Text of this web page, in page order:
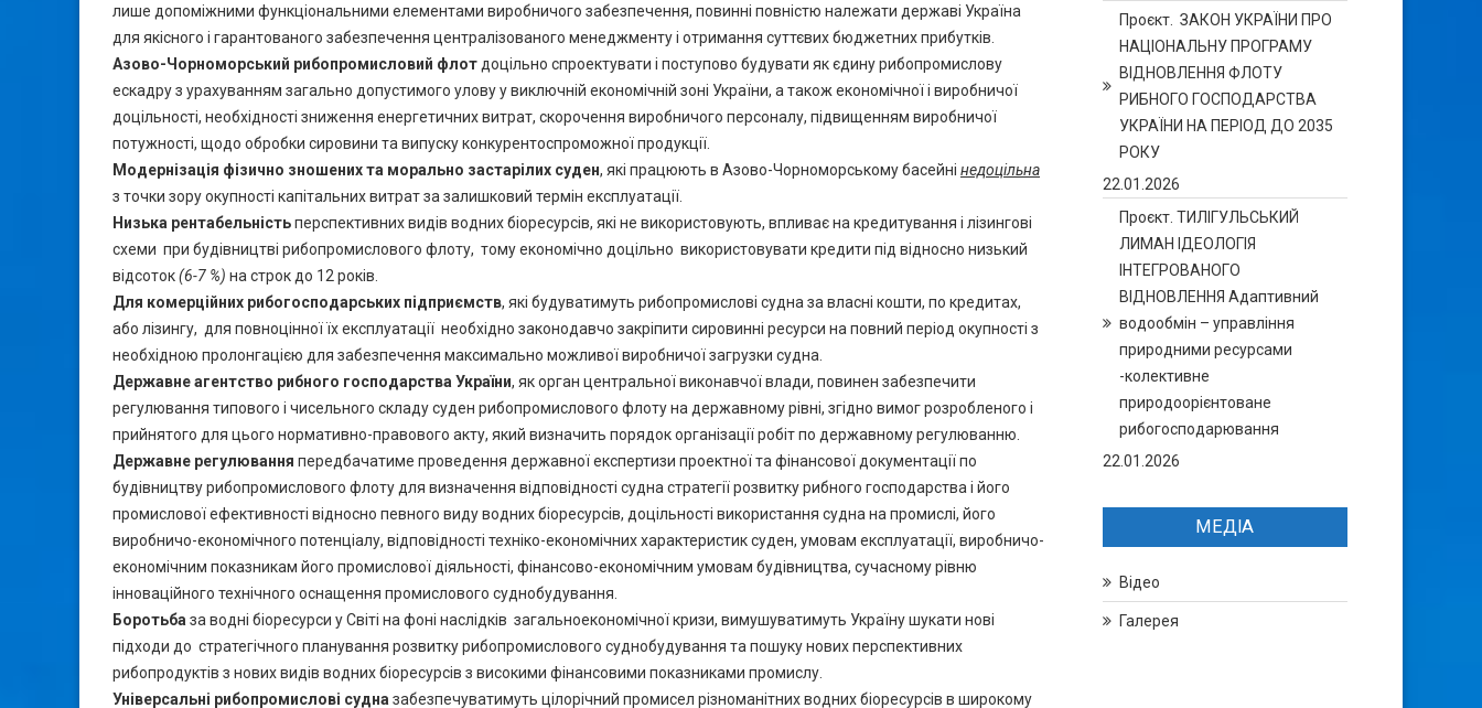
лише допоміжними функціональними елементами виробничого забезпечення, повинні повністю належати державі Україна
для якісного і гарантованого забезпечення централізованого менеджменту і отримання суттєвих бюджетних прибутків.
Азово-Чорноморський рибопромисловий флот доцільно спроектувати і поступово будувати як єдину рибопромислову
ескадру з урахуванням загально допустимого улову у виключній економічній зоні України, а також економічної і виробничої
доцільності, необхідності зниження енергетичних витрат, скорочення виробничого персоналу, підвищенням виробничої
потужності, щодо обробки сировини та випуску конкурентоспроможної продукції.
Модернізація фізично зношених та морально застарілих суден, які працюють в Азово-Чорноморському басейні недоцільна
з точки зору окупності капітальних витрат за залишковий термін експлуатації.
Низька рентабельністьперспективних видів водних біоресурсів, які не використовують, впливає на кредитування і лізингові
схеми при будівництві рибопромислового флоту, тому економічно доцільно використовувати кредити під відносно низький
відсоток(6-7 %) на строк до 12 років.
Для комерційних рибогосподарських підприємств, які будуватимуть рибопромислові судна за власні кошти, по кредитах,
або лізингу, для повноцінної їх експлуатації необхідно законодавчо закріпити сировинні ресурси на повний період окупності з
необхідною пролонгацією для забезпечення максимально можливої виробничої загрузки судна.
Державне агентство рибного господарства України, як орган центральної виконавчої влади, повинен забезпечити
регулювання типового і чисельного складу суден рибопромислового флоту на державному рівні, згідно вимог розробленого і
прийнятого для цього нормативно-правового акту, який визначить порядок організації робіт по державному регулюванню.
Державне регулювання передбачатиме проведення державної експертизи проектної та фінансової документації по
будівництву рибопромислового флоту для визначення відповідності судна стратегії розвитку рибного господарства і його
промислової ефективності відносно певного виду водних біоресурсів, доцільності використання судна на промислі, його
виробничо-економічного потенціалу, відповідності техніко-економічних характеристик суден, умовам експлуатації, виробничо-
економічним показникам його промислової діяльності, фінансово-економічним умовам будівництва, сучасному рівню
інноваційного технічного оснащення промислового суднобудування.
Боротьба за водні біоресурси у Світі на фоні наслідків загальноекономічної кризи, вимушуватимуть Україну шукати нові
підходи до стратегічного планування розвитку рибопромислового суднобудування та пошуку нових перспективних
рибопродуктів з нових видів водних біоресурсів з високими фінансовими показниками промислу.
Універсальні рибопромислові судна забезпечуватимуть цілорічний промисел різноманітних водних біоресурсів в широкому
Проєкт. ЗАКОН УКРАЇНИ ПРО
НАЦІОНАЛЬНУ ПРОГРАМУ
ВІДНОВЛЕННЯ ФЛОТУ
РИБНОГО ГОСПОДАРСТВА
УКРАЇНИ НА ПЕРІОД ДО 2035
РОКУ
22.01.2026
Проєкт. ТИЛІГУЛЬСЬКИЙ
ЛИМАН ІДЕОЛОГІЯ
ІНТЕГРОВАНОГО
ВІДНОВЛЕННЯ Адаптивний
водообмін – управління
природними ресурсами
-колективне
природоорієнтоване
рибогосподарювання
22.01.2026
МЕДІА
Відео
Галерея